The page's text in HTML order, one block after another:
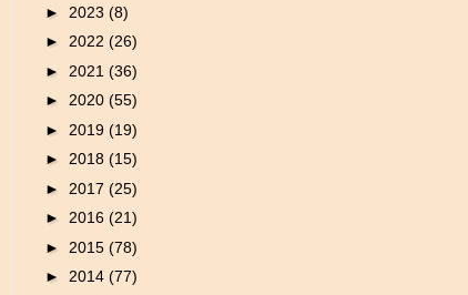
► 2023 (8)
► 2022 (26)
► 2021 (36)
► 2020 (55)
► 2019 (19)
► 2018 (15)
► 2017 (25)
► 2016 (21)
► 2015 (78)
► 2014 (77)